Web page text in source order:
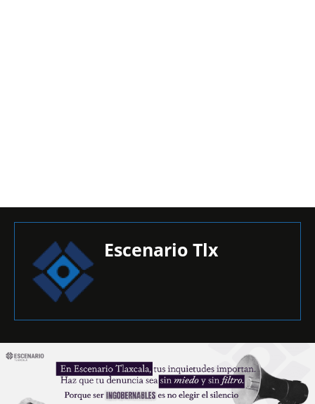
Escenario Tlx